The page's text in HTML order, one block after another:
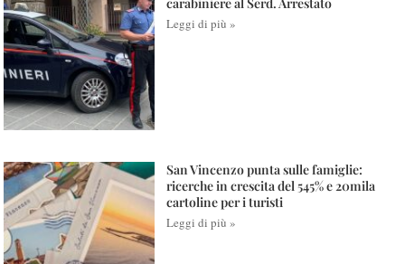
Leggi di più »
San Vincenzo punta sulle famiglie:
ricerche in crescita del 545% e 20mila
cartoline per i turisti
Leggi di più »